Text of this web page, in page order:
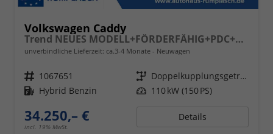
Volkswagen Caddy
Trend NEUES MODELL+FÖRDERFÄHIG+PDC+ACC+LANE ASSIST
unverbindliche Lieferzeit: ca.3-4 Monate Neuwagen
Fahrzeugnr. 1067651 Getriebe
Doppelkupplungsgetriebe (DSG)
Kraftstoff Hybrid Benzin Leistung 110 kW (150 PS)
34.250,– €
incl. 19% MwSt.
Details